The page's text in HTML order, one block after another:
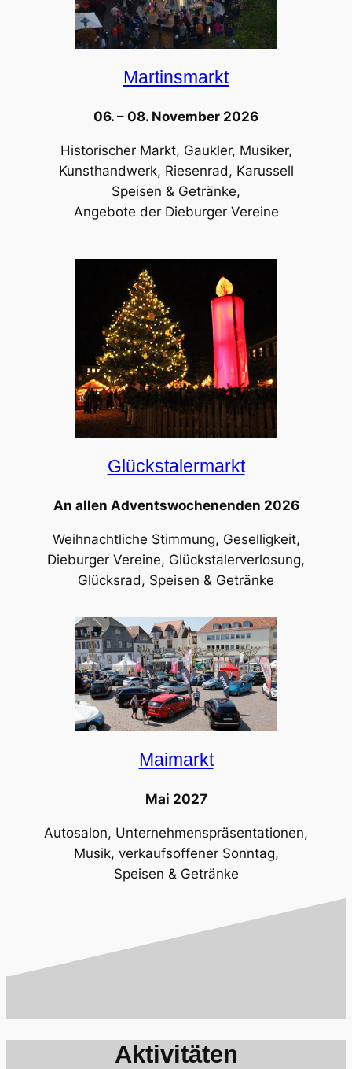
Martinsmarkt
06. – 08. November 2026
Historischer Markt, Gaukler, Musiker,
Kunsthandwerk, Riesenrad, Karussell
Speisen & Getränke,
Angebote der Dieburger Vereine
Glückstalermarkt
An allen Adventswochenenden 2026
Weihnachtliche Stimmung, Geselligkeit,
Dieburger Vereine, Glückstalerverlosung,
Glücksrad, Speisen & Getränke
Maimarkt
Mai 2027
Autosalon, Unternehmenspräsentationen,
Musik, verkaufsoffener Sonntag,
Speisen & Getränke
Aktivitäten